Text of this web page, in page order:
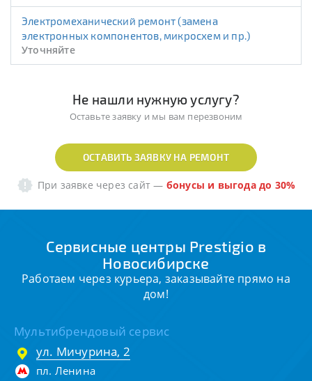
Электромеханический ремонт (замена
электронных компонентов, микросхем и пр.)
Уточняйте
Не нашли нужную услугу?
Оставьте заявку и мы вам перезвоним
ОСТАВИТЬ ЗАЯВКУ НА РЕМОНТ
При заявке через сайт — бонусы и выгода до 30%
Сервисные центры Prestigio в
Новосибирске
Работаем через курьера, заказывайте прямо на
дом!
Мультибрендовый сервис
ул. Мичурина, 2
пл. Ленина